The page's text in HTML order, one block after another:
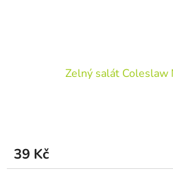
Zelný salát Coleslaw
39 Kč